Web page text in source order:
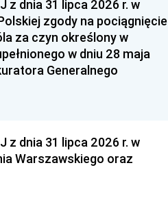
z dnia 31 lipca 2026 r. w
zgody na pociągnięcie
za czyn określony w
w dniu 28 maja
Generalnego
z dnia 31 lipca 2026 r. w
Warszawskiego oraz